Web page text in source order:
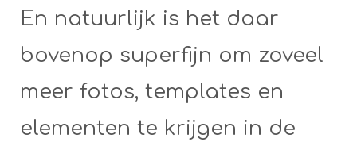
En natuurlijk is het daar
bovenop superfijn om zoveel
meer fotos, templates en
elementen te krijgen in de